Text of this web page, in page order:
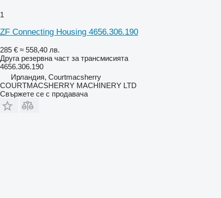
1
ZF Connecting Housing 4656.306.190
285 € ≈ 558,40 лв.
Друга резервна част за трансмисията
4656.306.190
Ирландия, Courtmacsherry
COURTMACSHERRY MACHINERY LTD
Свържете се с продавача